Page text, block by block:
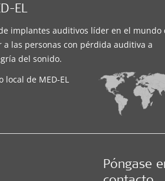
EL
implantes auditivos líder en el mundo
a las personas con pérdida auditiva a
del sonido.
local de MED-EL
Póngase